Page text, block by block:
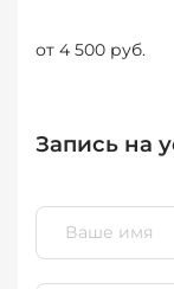
от 4 500 руб.
Запись на